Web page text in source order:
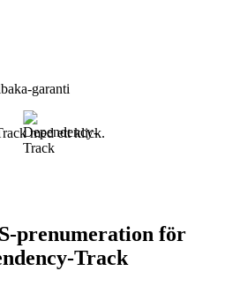
garanti
prenumeration för
Track